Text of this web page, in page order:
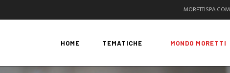
MORETTISPA.COM
HOME TEMATICHE MONDO MORETTI